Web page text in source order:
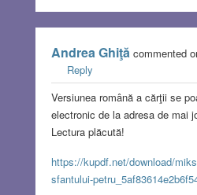
Andrea Ghiţăcommented
Reply
Versiunea română a cărţii se
electronic de la adresa de mai
Lectura plăcută!
https://kupdf.net/download/
sfantului-